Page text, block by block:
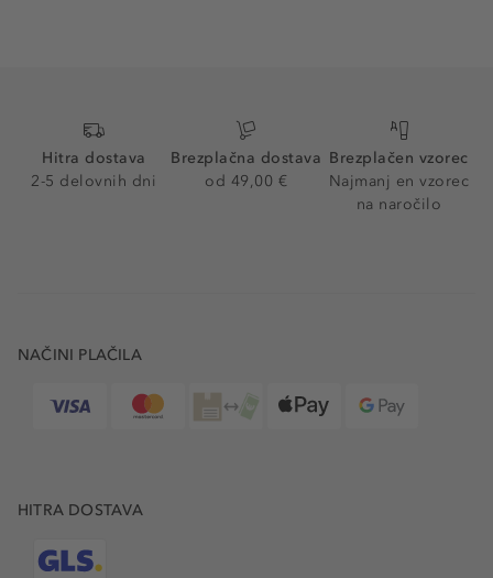
Hitra dostava
2-5 delovnih dni
Brezplačna dostava
od 49,00 €
Brezplačen vzorec
Najmanj en vzorec
na naročilo
NAČINI PLAČILA
HITRA DOSTAVA